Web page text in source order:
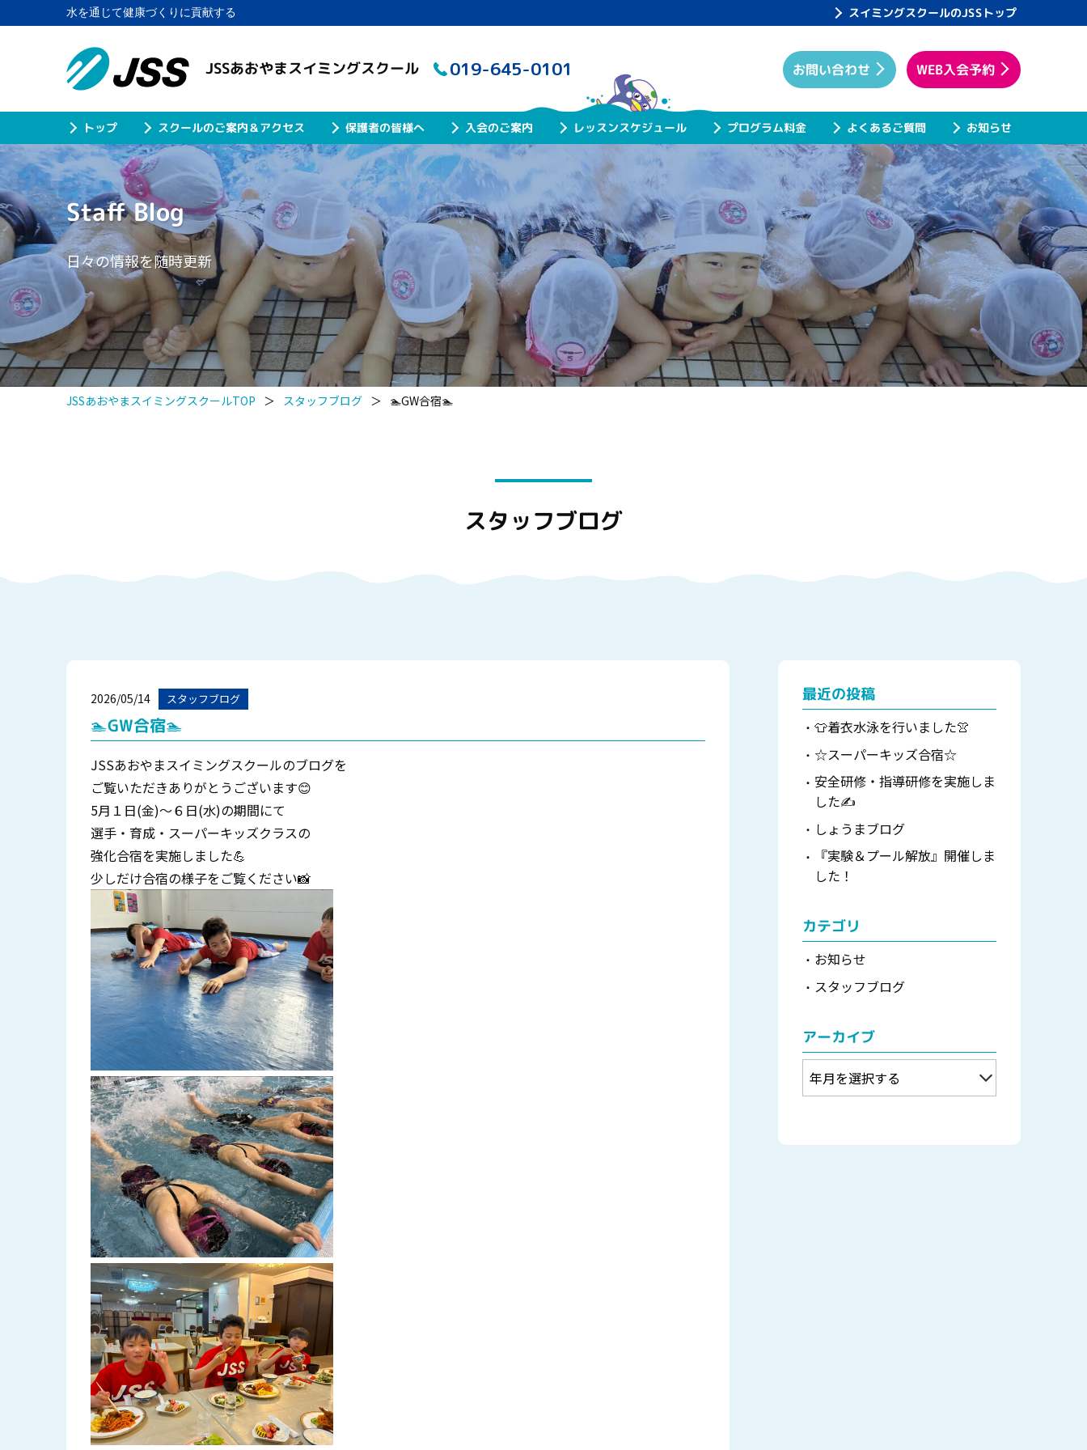
水を通じて健康づくりに貢献する スイミングスクールのJSSトップ
JSSあおやまスイミングスクール 019-645-0101
トップ スクールのご案内＆アクセス 保護者の皆様へ 入会のご案内 レッスンスケジュール プログラム料金 よくあるご質問 お知らせ
お問い合わせ WEB入会予約
Staff Blog
日々の情報を随時更新
JSSあおやまスイミングスクールTOP ＞ スタッフブログ ＞ 🏊GW合宿🏊
スタッフブログ
2026/05/14 スタッフブログ
🏊GW合宿🏊
JSSあおやまスイミングスクールのブログを
ご覧いただきありがとうございます😊
5月１日(金)～６日(水)の期間にて
選手・育成・スーパーキッズクラスの
強化合宿を実施しました💪
少しだけ合宿の様子をご覧ください📸
最近の投稿
👕着衣水泳を行いました👚
☆スーパーキッズ合宿☆
安全研修・指導研修を実施しま
した✍
しょうまブログ
『実験＆プール解放』開催しま
した！
カテゴリ
お知らせ
スタッフブログ
アーカイブ